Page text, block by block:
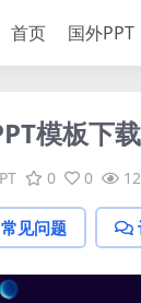
首页 国外PPT
模板下
0 0
常见问题